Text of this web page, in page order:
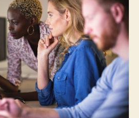
Seçimlerle
Sınar!